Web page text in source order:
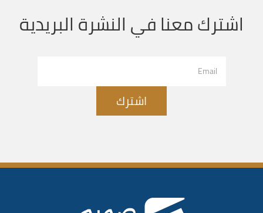
اشترك معنا في النشرة البريدية
اشترك